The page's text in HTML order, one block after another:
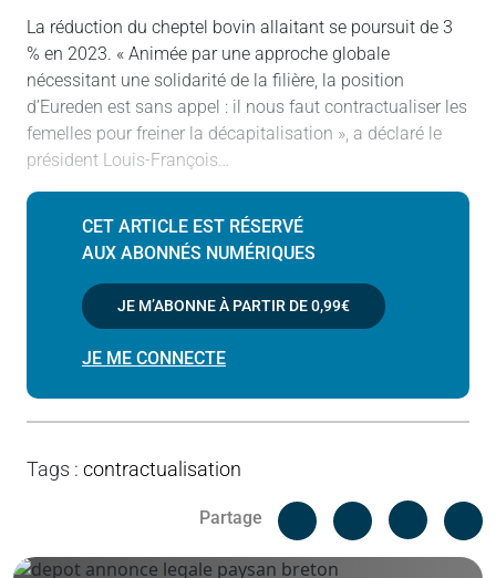
La réduction du cheptel bovin allaitant se poursuit de 3
% en 2023. « Animée par une approche globale
nécessitant une solidarité de la filière, la position
d’Eureden est sans appel : il nous faut contractualiser les
femelles pour freiner la décapitalisation », a déclaré le
président Louis-François…
CET ARTICLE EST RÉSERVÉ
AUX ABONNÉS NUMÉRIQUES
JE M’ABONNE À PARTIR DE0,99€
JE ME CONNECTE
Tags : contractualisation
Partage
Facebook
Linked